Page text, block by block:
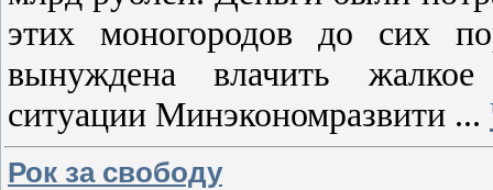
этих моногородов до сих
вынуждена влачить
ситуации Минэкономразвити ...
Рок за свободу